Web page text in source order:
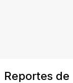
Reportes